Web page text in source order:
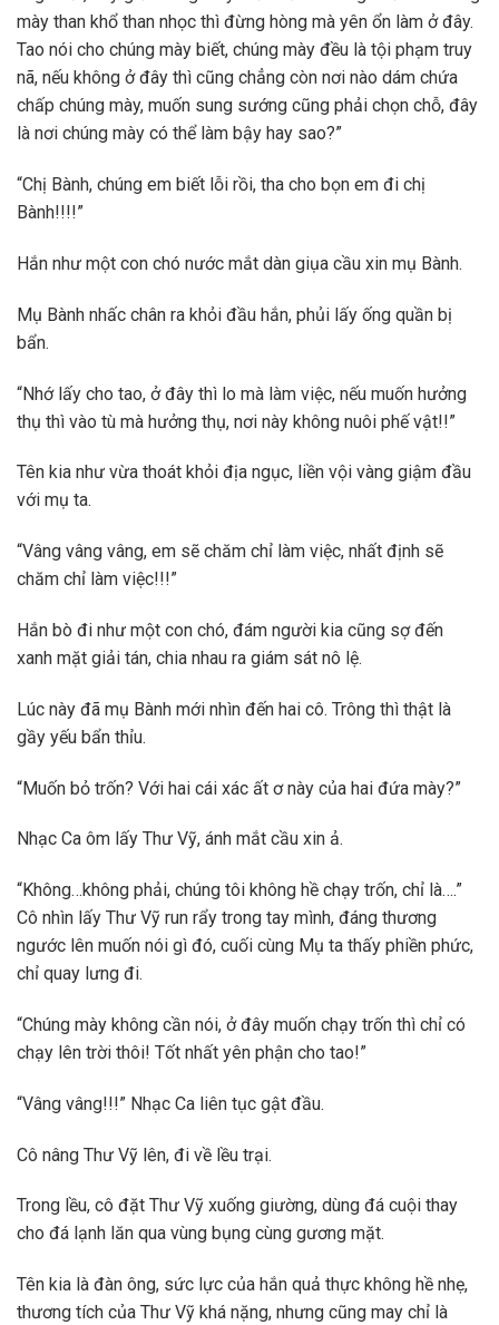
mày than khổ than nhọc thì đừng hòng mà yên ổn làm ở đây.
Tao nói cho chúng mày biết, chúng mày đều là tội phạm truy
nã, nếu không ở đây thì cũng chẳng còn nơi nào dám chứa
chấp chúng mày, muốn sung sướng cũng phải chọn chỗ, đây
là nơi chúng mày có thể làm bậy hay sao?”
“Chị Bành, chúng em biết lỗi rồi, tha cho bọn em đi chị
Bành!!!!”
Hắn như một con chó nước mắt dàn giụa cầu xin mụ Bành.
Mụ Bành nhấc chân ra khỏi đầu hắn, phủi lấy ống quần bị
bẩn.
“Nhớ lấy cho tao, ở đây thì lo mà làm việc, nếu muốn hưởng
thụ thì vào tù mà hưởng thụ, nơi này không nuôi phế vật!!”
Tên kia như vừa thoát khỏi địa ngục, liền vội vàng giậm đầu
với mụ ta.
“Vâng vâng vâng, em sẽ chăm chỉ làm việc, nhất định sẽ
chăm chỉ làm việc!!!”
Hắn bò đi như một con chó, đám người kia cũng sợ đến
xanh mặt giải tán, chia nhau ra giám sát nô lệ.
Lúc này đã mụ Bành mới nhìn đến hai cô. Trông thì thật là
gầy yếu bẩn thỉu.
“Muốn bỏ trốn? Với hai cái xác ất ơ này của hai đứa mày?”
Nhạc Ca ôm lấy Thư Vỹ, ánh mắt cầu xin ả.
“Không…không phải, chúng tôi không hề chạy trốn, chỉ là….”
Cô nhìn lấy Thư Vỹ run rẩy trong tay mình, đáng thương
ngước lên muốn nói gì đó, cuối cùng Mụ ta thấy phiền phức,
chỉ quay lưng đi.
“Chúng mày không cần nói, ở đây muốn chạy trốn thì chỉ có
chạy lên trời thôi! Tốt nhất yên phận cho tao!”
“Vâng vâng!!!” Nhạc Ca liên tục gật đầu.
Cô nâng Thư Vỹ lên, đi về lều trại.
Trong lều, cô đặt Thư Vỹ xuống giường, dùng đá cuội thay
cho đá lạnh lăn qua vùng bụng cùng gương mặt.
Tên kia là đàn ông, sức lực của hắn quả thực không hề nhẹ,
thương tích của Thư Vỹ khá nặng, nhưng cũng may chỉ là